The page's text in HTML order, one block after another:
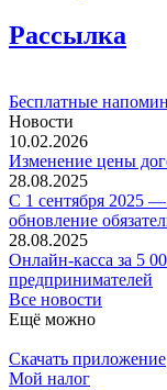
Рассылка
Бесплатные
Новости
10.02.2026
Изменение цены
28.08.2025
С 1 сентября 2025
обновление
28.08.2025
Онлайн-касса за 5
предпринимателей
Все новости
Ещё можно
Скачать приложение
Мой налог